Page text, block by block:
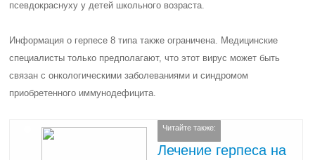
псевдокраснуху у детей школьного возраста.
Информация о герпесе 8 типа также ограничена. Медицинские
специалисты только предполагают, что этот вирус может быть
связан с онкологическими заболеваниями и синдромом
приобретенного иммунодефицита.
Читайте также:
Лечение герпеса на